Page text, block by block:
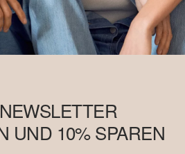
UND 10% SPAREN